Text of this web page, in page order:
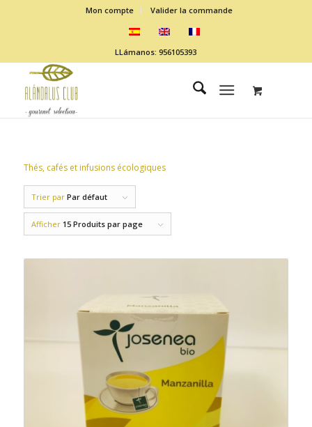
Mon compte Valider la commande
LLámanos: 956105393
Thés, cafés et infusions écologiques
Trier par Par défaut
Afficher 15 Produits par page